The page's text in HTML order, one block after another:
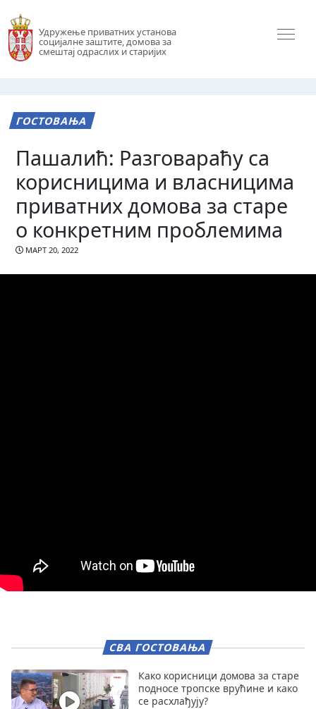
Удружење приватних установа
социјалне заштите, домова за
смештај одраслих и старијих
ГОСТОВАЊА
Пашалић: Разговараћу са
корисницима и власницима
приватних домова за старе
о конкретним проблемима
МАРТ 20, 2022
СВА ГОСТОВАЊА
Како корисници домова за старе
подносе тропске врућине и како
се расхлађују?